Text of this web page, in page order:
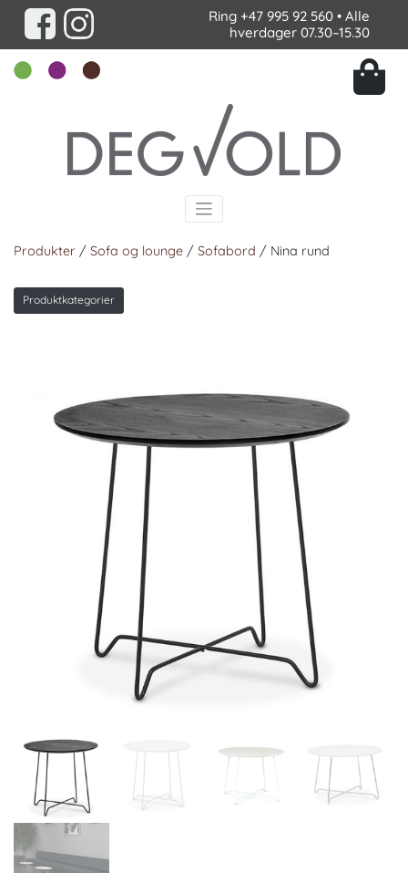
Ring +47 995 92 560 • Alle
hverdager 07.30–15.30
Produkter / Sofa og lounge / Sofabord / Nina rund
Produktkategorier